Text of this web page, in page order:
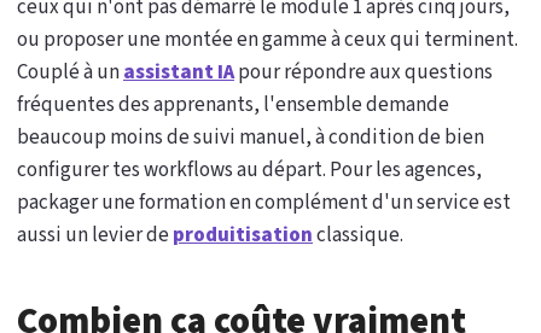
ceux qui n'ont pas démarré le module 1 après cinq jours,
ou proposer une montée en gamme à ceux qui terminent.
Couplé à unassistant IApour répondre aux questions
fréquentes des apprenants, l'ensemble demande
beaucoup moins de suivi manuel, à condition de bien
configurer tes workflows au départ. Pour les agences,
packager une formation en complément d'un service est
aussi un levier deproduitisationclassique.
Combien ça coûte vraiment